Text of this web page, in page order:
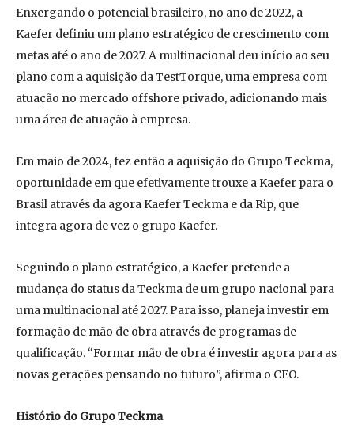
Enxergando o potencial brasileiro, no ano de 2022, a
Kaefer definiu um plano estratégico de crescimento com
metas até o ano de 2027. A multinacional deu início ao seu
plano com a aquisição da TestTorque, uma empresa com
atuação no mercado offshore privado, adicionando mais
uma área de atuação à empresa.
Em maio de 2024, fez então a aquisição do Grupo Teckma,
oportunidade em que efetivamente trouxe a Kaefer para o
Brasil através da agora Kaefer Teckma e da Rip, que
integra agora de vez o grupo Kaefer.
Seguindo o plano estratégico, a Kaefer pretende a
mudança do status da Teckma de um grupo nacional para
uma multinacional até 2027. Para isso, planeja investir em
formação de mão de obra através de programas de
qualificação. “Formar mão de obra é investir agora para as
novas gerações pensando no futuro”, afirma o CEO.
Histório do Grupo Teckma